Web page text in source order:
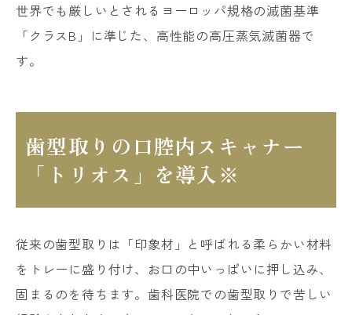
世界でも厳しいとされるヨーロッパ規格の滅菌基準
「クラスB」に準じた、高性能の高圧蒸気滅菌器で
す。
歯型取りの口腔内スキャナー
「トリオス」を導入※
従来の歯型取りは「印象材」と呼ばれる柔らかい材料
をトレーに盛り付け、お口の中いっぱいに押し込み、
固まるのを待ちます。歯科医院での歯型取りで苦しい